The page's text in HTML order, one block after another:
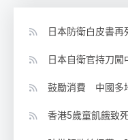
日本防衛白皮書
日本自衛官持刀
鼓勵消費 中國多
香港5歲童飢餓致